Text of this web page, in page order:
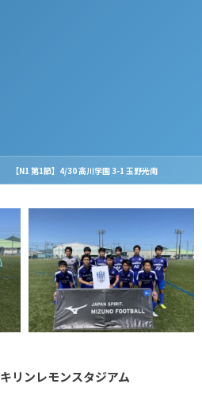
【N1 第1節】4/30 高川学園 3-1 玉野光南
キリンレモンスタジアム